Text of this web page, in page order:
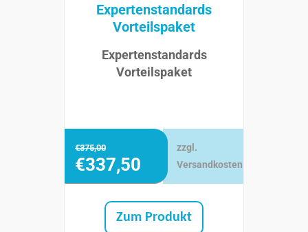
Expertenstandards
Vorteilspaket
Expertenstandards
Vorteilspaket
€375,00
€337,50
zzgl.
Versandkosten
Zum Produkt